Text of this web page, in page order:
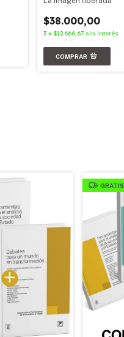
$38.000,00
3 x $12.666,67 sin interés
GRATIS